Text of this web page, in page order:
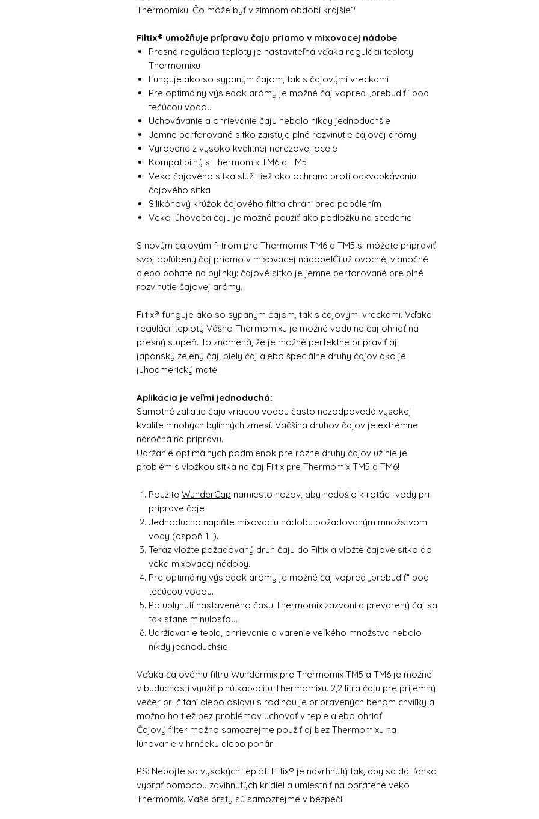
Thermomixu. Čo môže byť v zimnom období krajšie?
Filtix® umožňuje prípravu čaju priamo v mixovacej nádobe
Presná regulácia teploty je nastaviteľná vďaka regulácii teploty
Thermomixu
Funguje ako so sypaným čajom, tak s čajovými vreckami
Pre optimálny výsledok arómy je možné čaj vopred „prebudiť“ pod
tečúcou vodou
Uchovávanie a ohrievanie čaju nebolo nikdy jednoduchšie
Jemne perforované sitko zaisťuje plné rozvinutie čajovej arómy
Vyrobené z vysoko kvalitnej nerezovej ocele
Kompatibilný s Thermomix TM6 a TM5
Veko čajového sitka slúži tiež ako ochrana proti odkvapkávaniu
čajového sitka
Silikónový krúžok čajového filtra chráni pred popálením
Veko lúhovača čaju je možné použiť ako podložku na scedenie
S novým čajovým filtrom pre Thermomix TM6 a TM5 si môžete pripraviť
svoj obľúbený čaj priamo v mixovacej nádobe!Či už ovocné, vianočné
alebo bohaté na bylinky: čajové sitko je jemne perforované pre plné
rozvinutie čajovej arómy.
Filtix® funguje ako so sypaným čajom, tak s čajovými vreckami. Vďaka
regulácii teploty Vášho Thermomixu je možné vodu na čaj ohriať na
presný stupeň. To znamená, že je možné perfektne pripraviť aj
japonský zelený čaj, biely čaj alebo špeciálne druhy čajov ako je
juhoamerický maté.
Aplikácia je veľmi jednoduchá:
Samotné zaliatie čaju vriacou vodou často nezodpovedá vysokej
kvalite mnohých bylinných zmesí. Väčšina druhov čajov je extrémne
náročná na prípravu.
Udržanie optimálnych podmienok pre rôzne druhy čajov už nie je
problém s vložkou sitka na čaj Filtix pre Thermomix TM5 a TM6!
Použite WunderCap namiesto nožov, aby nedošlo k rotácii vody pri
príprave čaje
Jednoducho naplňte mixovaciu nádobu požadovaným množstvom
vody (aspoň 1 l).
Teraz vložte požadovaný druh čaju do Filtix a vložte čajové sitko do
veka mixovacej nádoby.
Pre optimálny výsledok arómy je možné čaj vopred „prebudiť“ pod
tečúcou vodou.
Po uplynutí nastaveného času Thermomix zazvoní a prevarený čaj sa
tak stane minulosťou.
Udržiavanie tepla, ohrievanie a varenie veľkého množstva nebolo
nikdy jednoduchšie
Vďaka čajovému filtru Wundermix pre Thermomix TM5 a TM6 je možné
v budúcnosti využiť plnú kapacitu Thermomixu. 2,2 litra čaju pre príjemný
večer pri čítaní alebo oslavu s rodinou je pripravených behom chvíľky a
možno ho tiež bez problémov uchovať v teple alebo ohriať.
Čajový filter možno samozrejme použiť aj bez Thermomixu na
lúhovanie v hrnčeku alebo pohári.
PS: Nebojte sa vysokých teplôt! Filtix® je navrhnutý tak, aby sa dal ľahko
vybrať pomocou zdvihnutých krídiel a umiestniť na obrátené veko
Thermomix. Vaše prsty sú samozrejme v bezpečí.